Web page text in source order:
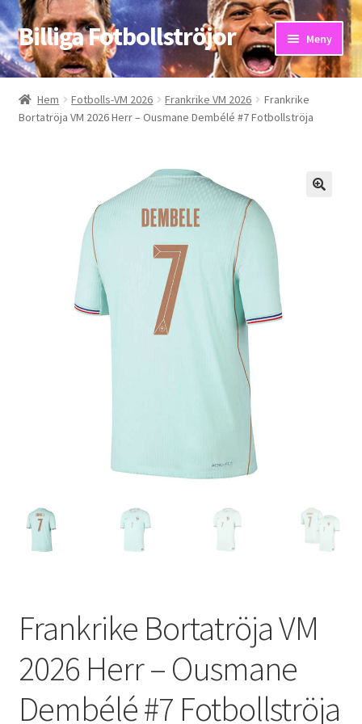
Hoppa
till
navigering
Hoppa
till
innehåll
Billiga Fotbollströjor Meny
Hem
Bloggar
Kontakta oss
Mitt konto
Hem Fotbolls-VM 2026 Frankrike VM 2026
Frankrike
Bortatröja VM 2026 Herr – Ousmane Dembélé #7 Fotbollströja
Frankrike Bortatröja VM
2026 Herr – Ousmane
Dembélé #7 Fotbollströja